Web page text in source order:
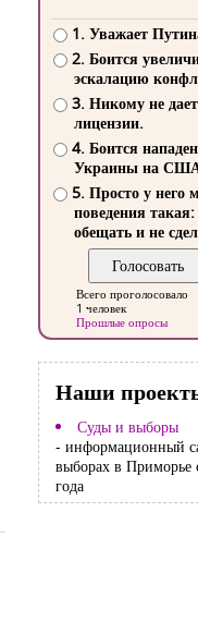
1. Уважает
2. Боится
эскалацию
3. Никому не
лицензии.
4. Боится
Украины на
5. Просто у него
поведения такая:
обещать и не
Всего проголосовало
1 человек
Прошлые опросы
Наши
Суды и выборы
- информационный
выборах в Приморье
года